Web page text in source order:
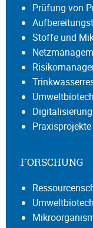
Prüfung von
Stoffe und
Digitalisierung
Praxisprojekte
FORSCHUNG